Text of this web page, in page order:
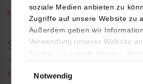
soziale Medien anbieten zu
Zugriffe auf unsere Website zu
Außerdem geben wir
Verwendung unserer Website
Partner für soziale Medien,
YouTube, Google Maps) führen
Notwendig
Elke Hils-Guhl/ Tel.: